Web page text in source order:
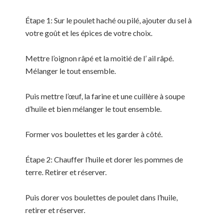
Étape 1: Sur le poulet haché ou pilé, ajouter du sel à
votre goût et les épices de votre choix.
Mettre l’oignon râpé et la moitié de l’ ail râpé.
Mélanger le tout ensemble.
Puis mettre l’œuf, la farine et une cuillère à soupe
d’huile et bien mélanger le tout ensemble.
Former vos boulettes et les garder à côté.
Étape 2: Chauffer l’huile et dorer les pommes de
terre. Retirer et réserver.
Puis dorer vos boulettes de poulet dans l’huile,
retirer et réserver.